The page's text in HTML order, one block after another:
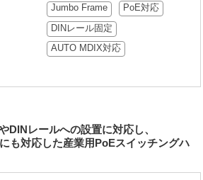
Jumbo Frame
PoE対応
DINレール固定
AUTO MDIX対応
DINレールへの設置に対応し、
も対応した産業用PoEスイッチングハ